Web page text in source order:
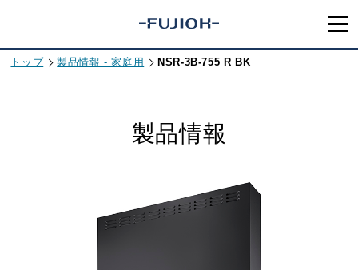
トップ 製品情報 - 家庭用 NSR-3B-755 R BK
製品情報